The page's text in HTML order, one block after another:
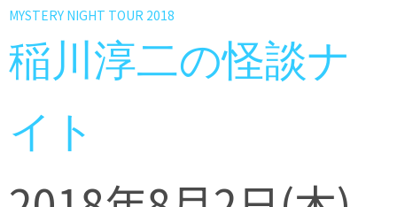
MYSTERY NIGHT TOUR 2018
稲川淳二の怪談ナ
イト